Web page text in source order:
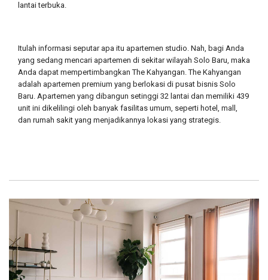
lantai terbuka.
Itulah informasi seputar apa itu apartemen studio. Nah, bagi Anda
yang sedang mencari apartemen di sekitar wilayah Solo Baru, maka
Anda dapat mempertimbangkan The Kahyangan. The Kahyangan
adalah apartemen premium yang berlokasi di pusat bisnis Solo
Baru. Apartemen yang dibangun setinggi 32 lantai dan memiliki 439
unit ini dikelilingi oleh banyak fasilitas umum, seperti hotel, mall,
dan rumah sakit yang menjadikannya lokasi yang strategis.